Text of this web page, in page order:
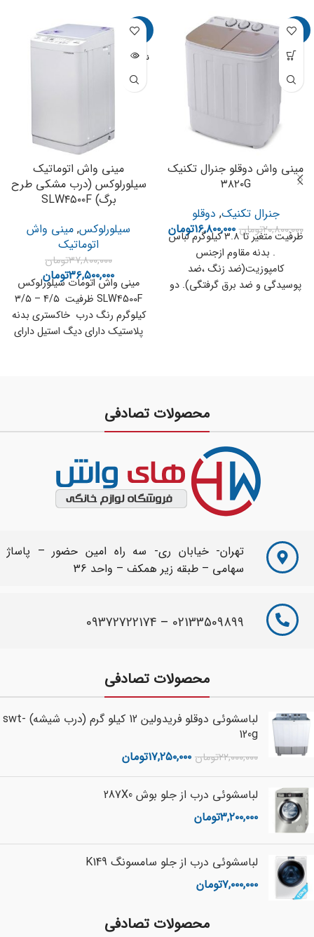
-19%
مینی واش دوقلو جنرال تکنیک
۳۸۲۰G
جنرال تکنیک, دوقلو
۲۰,۸۰۰,۰۰۰تومان ۱۶,۸۰۰,۰۰۰تومان
ظرفیت متغیر تا ۳.۸ کیلوگرم لباس
. بدنه مقاوم ازجنس
کامپوزیت(ضد زنگ ،ضد
پوسیدگی و ضد برق گرفتگی). دو
-3%
ناموجود
مینی واش اتوماتیک
سیلورلوکس (درب مشکی طرح
برگ) SLW۴۵۰۰F
سیلورلوکس, مینی واش
اتوماتیک
۳۷,۸۰۰,۰۰۰تومان
۳۶,۵۰۰,۰۰۰تومان
مینی واش اتومات سیلورلوکس
SLW4500F ظرفیت ۴/۵ – ۳/۵
کیلوگرم رنگ درب خاکستری بدنه
پلاستیک دارای دیگ استیل دارای
محصولات تصادفی
تهران- خیابان ری- سه راه امین حضور – پاساژ
سهامی – طبقه زیر همکف – واحد 36
02133509899
–
09372722174
محصولات تصادفی
لباسشوئی دوقلو فریدولین 12 کیلو گرم (درب شیشه) swt-
120g
۲۲,۰۰۰,۰۰۰تومان ۱۷,۲۵۰,۰۰۰تومان
لباسشوئی درب از جلو بوش 287X0
۳,۲۰۰,۰۰۰تومان
لباسشوئی درب از جلو سامسونگ K149
۷,۰۰۰,۰۰۰تومان
محصولات تصادفی